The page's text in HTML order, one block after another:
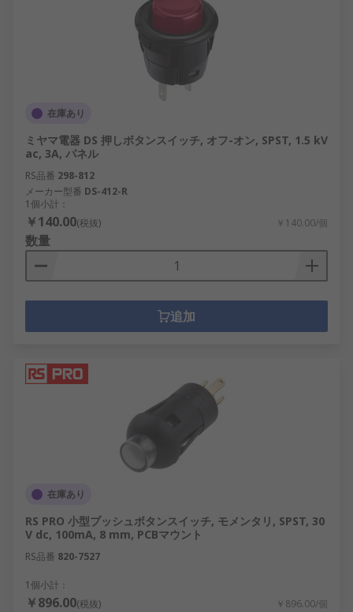
在庫あり
ミヤマ電器 DS 押しボタンスイッチ, オフ-オン, SPST, 1.5 kV
ac, 3A, パネル
RS品番 298-812
メーカー型番 DS-412-R
1個小計：
￥140.00(税抜) ￥140.00/個
数量
追加
在庫あり
RS PRO 小型プッシュボタンスイッチ, モメンタリ, SPST, 30
V dc, 100mA, 8 mm, PCBマウント
RS品番 820-7527
1個小計：
￥896.00(税抜) ￥896.00/個